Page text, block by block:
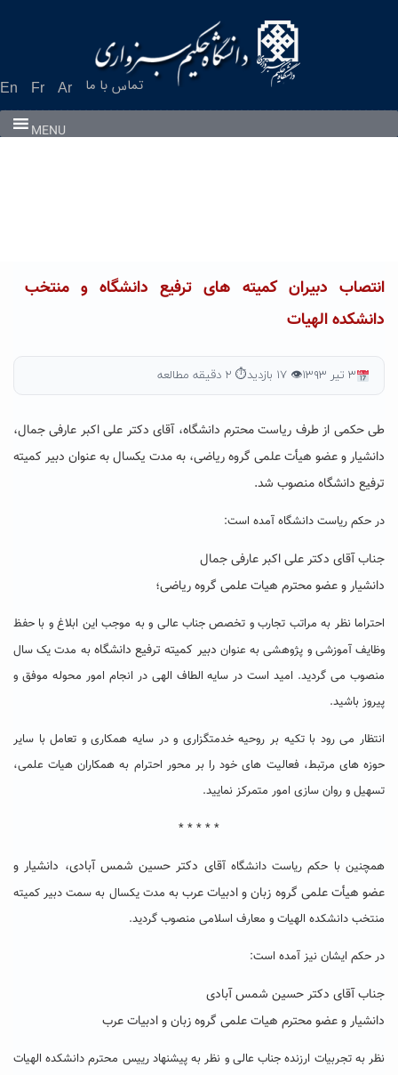
En Fr Ar تماس با ما
MENU
انتصاب دبیران کمیته های ترفیع دانشگاه و منتخب
دانشکده الهیات
۳ تیر ۱۳۹۳ 👁 ۱۷ بازدید ⏱ ۲ دقیقه مطالعه
طی حکمی از طرف ریاست محترم دانشگاه، آقای دکتر علی اکبر عارفی جمال،
دانشیار و عضو هیأت علمی گروه ریاضی، به مدت یکسال به عنوان دبیر کمیته
ترفیع دانشگاه منصوب شد.
در حکم ریاست دانشگاه آمده است:
جناب آقای دکتر علی اکبر عارفی جمال
دانشیار و عضو محترم هیات علمی گروه ریاضی؛
احتراما نظر به مراتب تجارب و تخصص جناب عالی و به موجب این ابلاغ و با حفظ
وظایف آموزشی و پژوهشی به عنوان دبیر کمیته ترفیع دانشگاه به مدت یک سال
منصوب می گردید. امید است در سایه الطاف الهی در انجام امور محوله موفق و
پیروز باشید.
انتظار می رود با تکیه بر روحیه خدمتگزاری و در سایه همکاری و تعامل با سایر
حوزه های مرتبط، فعالیت های خود را بر محور احترام به همکاران هیات علمی،
تسهیل و روان سازی امور متمرکز نمایید.
* * * * *
همچنین با حکم ریاست دانشگاه آقای دکتر حسین شمس آبادی، دانشیار و
عضو هیأت علمی گروه زبان و ادبیات عرب به مدت یکسال به سمت دبیر کمیته
منتخب دانشکده الهیات و معارف اسلامی منصوب گردید.
در حکم ایشان نیز آمده است:
جناب آقای دکتر حسین شمس آبادی
دانشیار و عضو محترم هیات علمی گروه زبان و ادبیات عرب
نظر به تجربیات ارزنده جناب عالی و نظر به پیشنهاد رییس محترم دانشکده الهیات